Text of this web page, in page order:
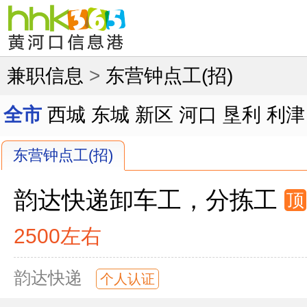
兼职信息 > 东营钟点工(招)
全市 西城 东城 新区 河口 垦利 利津
东营钟点工(招)
韵达快递卸车工，分拣工 顶
2500左右
韵达快递 个人认证